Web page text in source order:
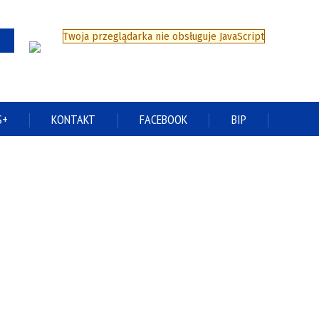
Twoja przeglądarka nie obsługuje JavaScript
KONTAKT FACEBOOK BIP